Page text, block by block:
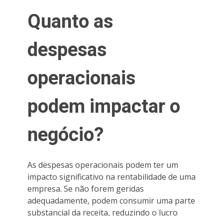
Quanto as
despesas
operacionais
podem impactar o
negócio?
As despesas operacionais podem ter um
impacto significativo na rentabilidade de uma
empresa. Se não forem geridas
adequadamente, podem consumir uma parte
substancial da receita, reduzindo o lucro